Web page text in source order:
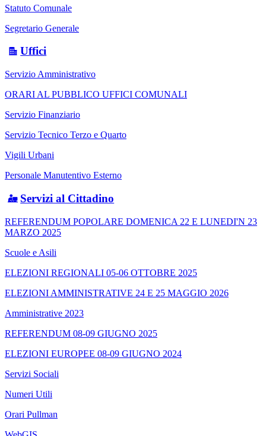
Statuto Comunale
Segretario Generale
Uffici
Servizio Amministrativo
ORARI AL PUBBLICO UFFICI COMUNALI
Servizio Finanziario
Servizio Tecnico Terzo e Quarto
Vigili Urbani
Personale Manutentivo Esterno
Servizi al Cittadino
REFERENDUM POPOLARE DOMENICA 22 E LUNEDI'N 23
MARZO 2025
Scuole e Asili
ELEZIONI REGIONALI 05-06 OTTOBRE 2025
ELEZIONI AMMINISTRATIVE 24 E 25 MAGGIO 2026
Amministrative 2023
REFERENDUM 08-09 GIUGNO 2025
ELEZIONI EUROPEE 08-09 GIUGNO 2024
Servizi Sociali
Numeri Utili
Orari Pullman